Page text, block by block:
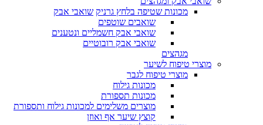
מכונות שטיפה בלחץ גרניק שואבי אבק
שואבים שוטפים
שואבי אבק חשמליים ונטענים
שואבי אבק רובוטיים
מגהצים
מוצרי טיפוח לשיער
מוצרי טיפוח לגבר
מכונות גילוח
מכונות תספורת
מוצרים משלימים למכונות גילוח ותספורת
קוצץ שיער אף ואוזן